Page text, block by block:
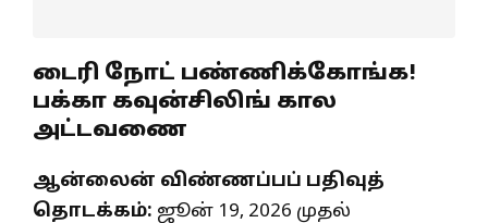
டைரி நோட் பண்ணிக்கோங்க!
பக்கா கவுன்சிலிங் கால
அட்டவணை
ஆன்லைன் விண்ணப்பப் பதிவுத்
தொடக்கம்: ஜூன் 19, 2026 முதல்